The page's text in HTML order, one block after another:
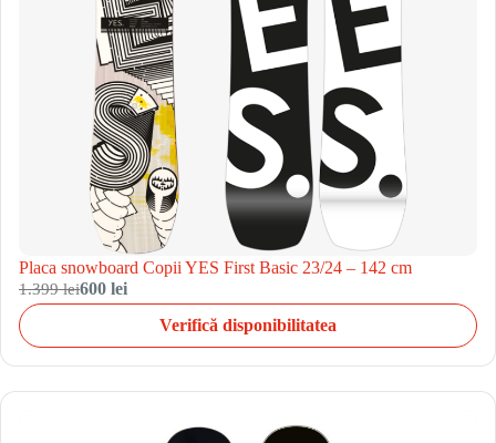
Placa snowboard Copii YES First Basic 23/24 – 142 cm
1.399 lei600 lei
Verifică disponibilitatea